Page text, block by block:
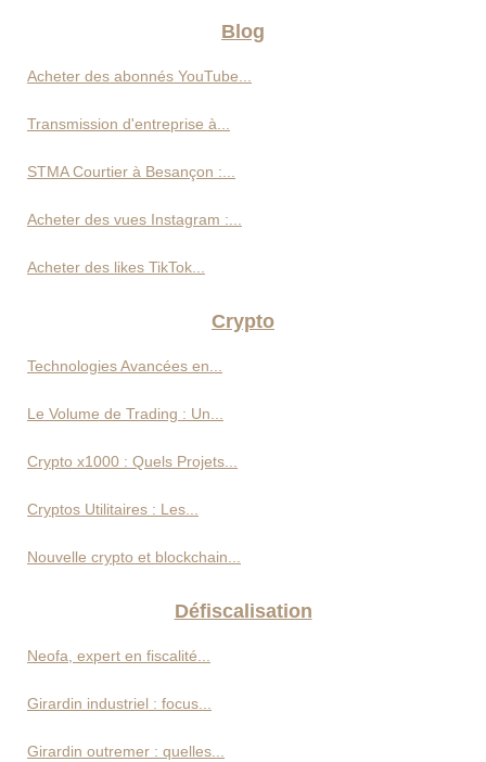
Blog
Acheter des abonnés YouTube...
Transmission d'entreprise à...
STMA Courtier à Besançon :...
Acheter des vues Instagram :...
Acheter des likes TikTok...
Crypto
Technologies Avancées en...
Le Volume de Trading : Un...
Crypto x1000 : Quels Projets...
Cryptos Utilitaires : Les...
Nouvelle crypto et blockchain...
Défiscalisation
Neofa, expert en fiscalité...
Girardin industriel : focus...
Girardin outremer : quelles...